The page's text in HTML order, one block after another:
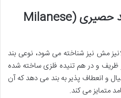
ویژگی های کلیدی بند حصیری (Milanese
مش نیز شناخته می شود، نوعی بند
ظریف و در هم تنیده فلزی ساخته شده
و انعطاف پذیر به بند می دهد که آن
متمایز می کند.